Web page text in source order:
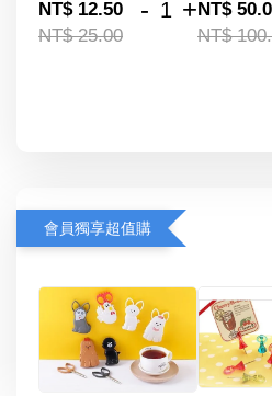
NT$ 12.50
NT$ 25.00
- +NT$
NT$
會員獨享超值購